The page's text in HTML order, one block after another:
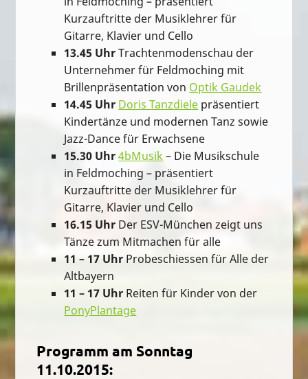
Kurzauftritte der Musiklehrer für
Gitarre, Klavier und Cello
13.45 UhrTrachtenmodenschau der
Unternehmer für Feldmoching mit
Brillenpräsentation von Optik Gaudek
14.45 Uhr Doris Tanzdiele präsentiert
Kindertänze und modernen Tanz sowie
Jazz-Dance für Erwachsene
15.30 Uhr 4bMusik– Die Musikschule
in Feldmoching – präsentiert
Kurzauftritte der Musiklehrer für
Gitarre, Klavier und Cello
16.15 Uhr Der ESV-München zeigt uns
Tänze zum Mitmachen für alle
11 – 17 Uhr Probeschiessen für Alle der
Altbayern
11 – 17 Uhr Reiten für Kinder von der
PonyPlantage
Programm am Sonntag
11.10.2015: